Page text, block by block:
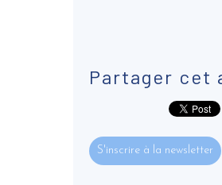
Partager cet
S'inscrire à la newsletter